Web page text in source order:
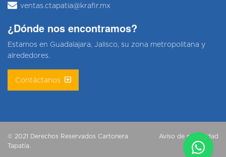
ventas.ctapatia@krafir.mx
¿Dónde nos encontramos?
Estamos en Guadalajara, Jalisco, su zona metropolitana y
alrededores.
Contáctanos
© 2021 Derechos Reservados Cartonera
Tapatía.
Aviso de privacidad